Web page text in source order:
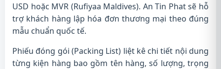
USD hoặc MVR (Rufiyaa Maldives). An Tin Phat sẽ hỗ
trợ khách hàng lập hóa đơn thương mại theo đúng
mẫu chuẩn quốc tế.
Phiếu đóng gói (Packing List) liệt kê chi tiết nội dung
từng kiện hàng bao gồm tên hàng, số lượng, trọng